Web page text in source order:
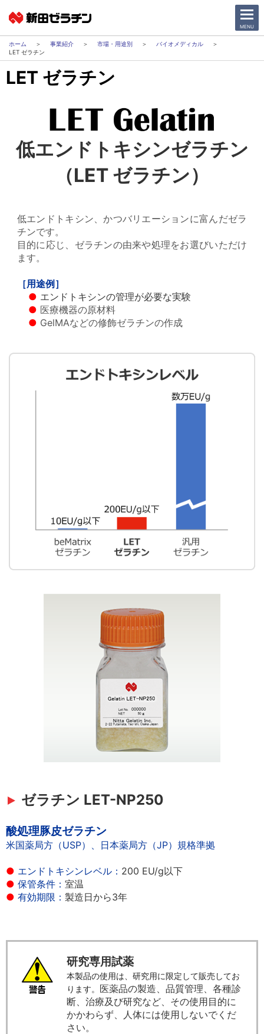
CLOSE
MENU
事業紹介 市場・用途別
バイオメディカル
LET ゼラチン
LET ゼラチン
低エンドトキシンゼラチン
（LET ゼラチン）
低エンドトキシン、かつバリエーションに富んだゼラ
チンです。
目的に応じ、ゼラチンの由来や処理をお選びいただけ
ます。
［用途例］
● エンドトキシンの管理が必要な実験
● 医療機器の原材料
● GelMAなどの修飾ゼラチンの作成
ゼラチン LET-NP250
酸処理豚皮ゼラチン
米国薬局方（USP）、日本薬局方（JP）規格準拠
● エンドトキシンレベル： 200 EU/g以下
● 保管条件： 室温
● 有効期限： 製造日から3年
研究専用試薬
本製品の使用は、研究用に限定して販売してお
ります。 医薬品の製造、品質管理、各種診
断、治療及び研究など、その使用目的に
かかわらず、人体には使用しないでくだ
さい。
サステナビリティ
事業紹介
IR情報
採用情報
日本語 English